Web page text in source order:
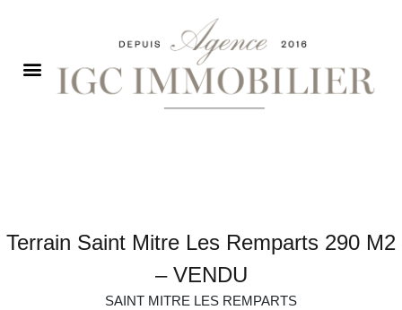
Terrain Saint Mitre Les Remparts 290 M2
– VENDU
SAINT MITRE LES REMPARTS